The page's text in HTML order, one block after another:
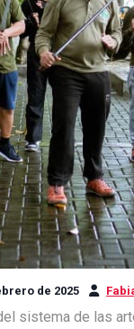
de 2025
sistema de las